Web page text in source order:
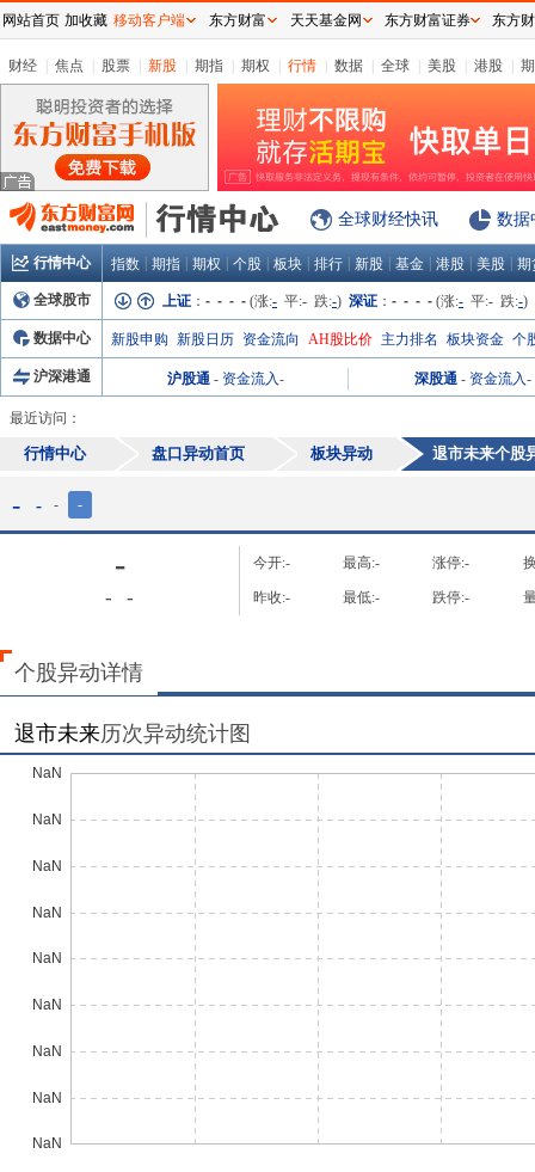
财经 焦点 股票 新股 期指 期权 行情 数据 全球 美股 港股
全球财经快讯 数据
行情中心 指数 期指 期权 个股 板块 排行 新股 基金 港股 美股 期
全球股市 上证 ： - - - - (涨:- 平:- 跌:-) 深证 ： - - - - (涨:- 平:- 跌:-)
数据中心 新股申购 新股日历 资金流向 AH股比价 主力排名 板块资金 个
沪深港通 沪股通 - 资金流入- 深股通 - 资金流入-
最近访问：
行情中心 盘口异动首页 板块异动 退市未来个股
- - - -
-
- -
今开:- 最高:- 涨停:-
昨收:- 最低:- 跌停:-
个股异动详情
退市未来历次异动统计图
网站首页 加收藏 移动客户端 东方财富 天天基金网 东方财富证券 东方